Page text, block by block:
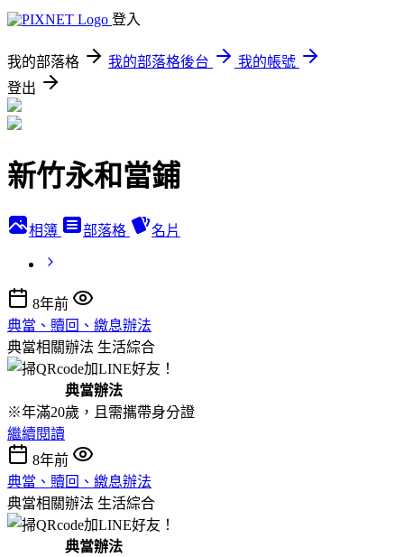
登入
我的部落格 我的部落格後台
我的帳號
登出
新竹永和當鋪
相簿 部落格 名片
8年前
典當、贖回、繳息辦法
典當相關辦法 生活綜合
典當辦法
※年滿20歲，且需攜帶身分證
繼續閱讀
8年前
典當、贖回、繳息辦法
典當相關辦法 生活綜合
典當辦法